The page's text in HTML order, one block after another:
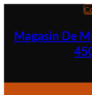
Magasin De